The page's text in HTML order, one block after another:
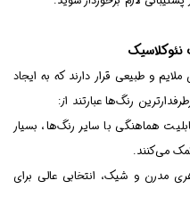
نئوکلاسیک
و طبیعی قرار دارند که به ایجاد
رنگ‌ها عبارتند از:
هماهنگی با سایر رنگ‌ها، بسیار
می‌کنند.
مدرن و شیک، انتخابی عالی برای